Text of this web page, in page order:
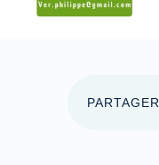
PARTAGER